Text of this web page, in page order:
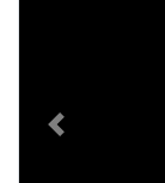
Previous